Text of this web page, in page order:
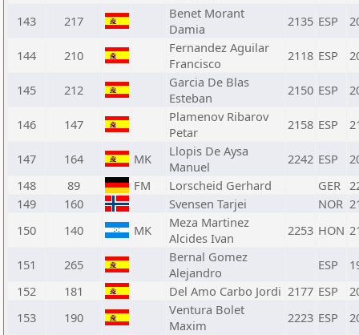
143 217
Benet Morant
Damia
2135 ESP
144 210
Fernandez Aguilar
Francisco
2118 ESP
145 212
Garcia De Blas
Esteban
2150 ESP
146 147
Plamenov Ribarov
Petar
2158 ESP
147 164 MK
Llopis De Aysa
Manuel
2242 ESP
148
89 FM Lorscheid Gerhard GER
149
160 Svensen Tarjei NOR
150
140 MK
Meza Martinez
Alcides Ivan
2253 HON
151 265
Bernal Gomez
Alejandro
ESP
152
181 Del Amo Carbo Jordi 2177 ESP
153
190
Ventura Bolet
Maxim
2223 ESP